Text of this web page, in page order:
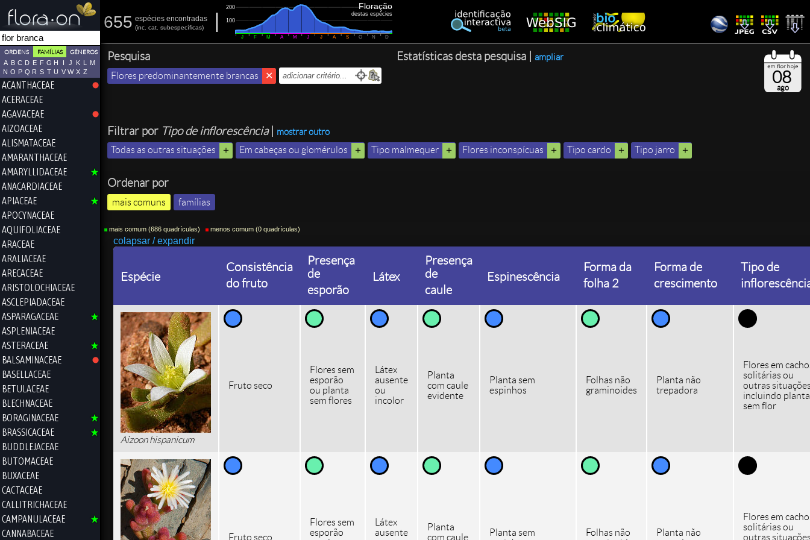
ORDENS FAMÍLIAS GÉNEROS
A B C D E F G H I J K L
M
N O P Q R S T U V W X Z
ACANTHACEAE
ACERACEAE
AGAVACEAE
AIZOACEAE
ALISMATACEAE
AMARANTHACEAE
AMARYLLIDACEAE
ANACARDIACEAE
APIACEAE
APOCYNACEAE
AQUIFOLIACEAE
ARACEAE
ARALIACEAE
ARECACEAE
ARISTOLOCHIACEAE
ASCLEPIADACEAE
ASPARAGACEAE
ASPLENIACEAE
ASTERACEAE
BALSAMINACEAE
BASELLACEAE
BETULACEAE
BLECHNACEAE
BORAGINACEAE
BRASSICACEAE
BUDDLEJACEAE
BUTOMACEAE
BUXACEAE
CACTACEAE
CALLITRICHACEAE
CAMPANULACEAE
CANNABACEAE
655 espécies encontradas
(inc. cat. subespecíficas)
100
200
J F M A M J J A S O N D
Floração
destas espécies
Pesquisa
Flores predominantemente brancas
Estatísticas desta pesquisa | ampliar
Filtrar por Tipo de inflorescência|
mostrar outro
Todas as outras situações
Em cabeças ou glomérulos Tipo malmequer Flores inconspícuas Tipo cardo Tipo jarro
08
ago
Ordenar por
mais comuns famílias
mais comum (686 quadrículas) menos comum (0 quadrículas)
colapsar / expandir
Espécie
Consistência
do fruto
Presença
de
esporão
Látex
Presença
de
caule
Espinescência
Forma da
folha 2
Forma de
crescimento
Tipo de
Aizoon hispanicum
Fruto seco
Flores sem
esporão
ou planta
sem flores
Látex
ausente
ou
incolor
Planta
com caule
evidente
Planta sem
espinhos
Folhas não
graminoides
Planta não
trepadora
Flores em
solitárias ou
outras
incluindo
sem flor
Fruto seco
Flores sem
esporão
Látex
ausente
Planta
com caule
Planta sem
Folhas não
Planta não
Flores em
solitárias ou
outras